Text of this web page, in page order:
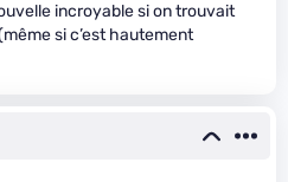
incroyable si on trouvait
si c’est hautement